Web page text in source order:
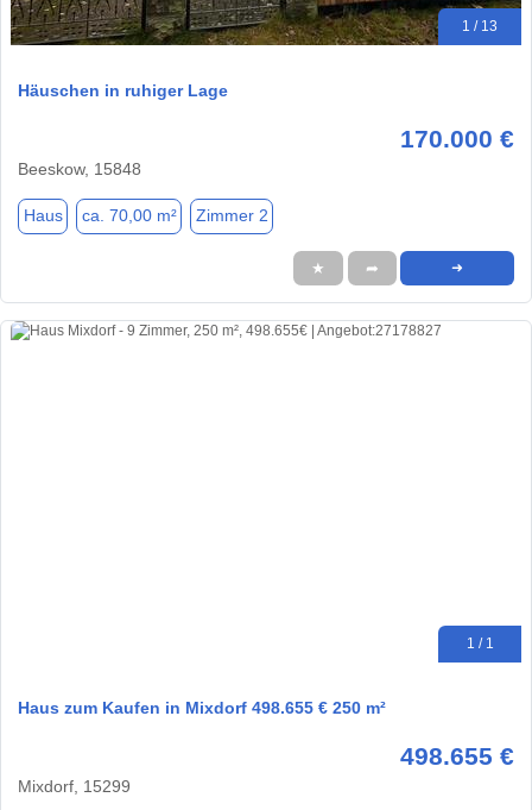
1 / 13
Häuschen in ruhiger Lage
170.000 €
Beeskow, 15848
Haus ca. 70,00 m² Zimmer 2
★ ➦ ➜
1 / 1
Haus zum Kaufen in Mixdorf 498.655 € 250 m²
498.655 €
Mixdorf, 15299